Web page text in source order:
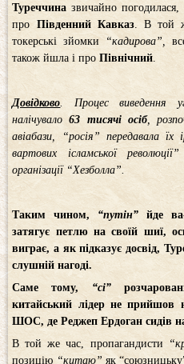
Туреччина звичайно
про Південний Кавказ. В той
токерські зйомки
“кадирова”,
також йшла і проПівнічний
Довідково . Процес виведення
налічувало63 тисячі осіб,
авіабази, “росія” передавала
вартових ісламської
організації “Хезболла”.
Таким чином, “путін” йде
затягує петлю на своїй шиї,
виграє, а як підказує досвід,
слушній нагоді.
Саме тому, “сі”
китайський лідер не прийшов
ШОС, де Реджеп Ердоган сидів
В той же час, пропагандисти
позицію “китаю” як